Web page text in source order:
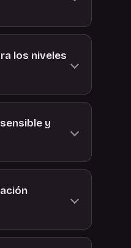
los niveles
y